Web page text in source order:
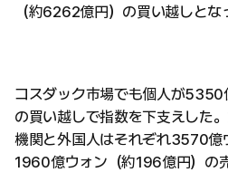
（約6262億円）の買い越しとな
コスダック市場でも個人が5350
の買い越しで指数を下支えした。
機関と外国人はそれぞれ3570億
1960億ウォン（約196億円）の